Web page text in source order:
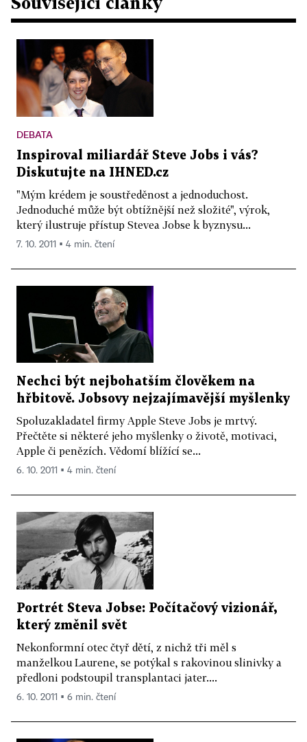
DEBATA
Inspiroval miliardář Steve Jobs i vás?
Diskutujte na IHNED.cz
"Mým krédem je soustředěnost a jednoduchost.
Jednoduché může být obtížnější než složité", výrok,
který ilustruje přístup Stevea Jobse k byznysu...
7. 10. 2011 ▪ 4 min. čtení
Nechci být nejbohatším člověkem na
hřbitově. Jobsovy nejzajímavější myšlenky
Spoluzakladatel firmy Apple Steve Jobs je mrtvý.
Přečtěte si některé jeho myšlenky o životě, motivaci,
Apple či penězích. Vědomí blížící se...
6. 10. 2011 ▪ 4 min. čtení
Portrét Steva Jobse: Počítačový vizionář,
který změnil svět
Nekonformní otec čtyř dětí, z nichž tři měl s
manželkou Laurene, se potýkal s rakovinou slinivky a
předloni podstoupil transplantaci jater....
6. 10. 2011 ▪ 6 min. čtení